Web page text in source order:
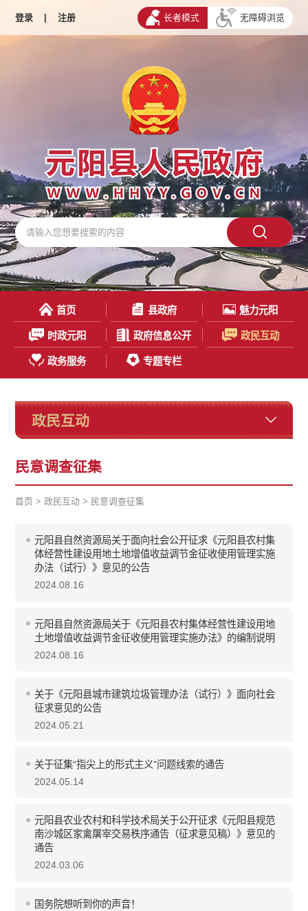
登录 | 注册 长者模式 无障碍浏览
首页 县政府 魅力元阳
时政元阳 政府信息公开 政民互动
政务服务 专题专栏
政民互动
民意调查征集
首页 >政民互动 > 民意调查征集
元阳县自然资源局关于面向社会公开征求《元阳县农村集
体经营性建设用地土地增值收益调节金征收使用管理实施
办法（试行）》意见的公告
2024.08.16
元阳县自然资源局关于《元阳县农村集体经营性建设用地
土地增值收益调节金征收使用管理实施办法》的编制说明
2024.08.16
关于《元阳县城市建筑垃圾管理办法（试行）》面向社会
征求意见的公告
2024.05.21
关于征集“指尖上的形式主义”问题线索的通告
2024.05.14
元阳县农业农村和科学技术局关于公开征求《元阳县规范
南沙城区家禽屠宰交易秩序通告（征求意见稿）》意见的
通告
2024.03.06
国务院想听到你的声音！